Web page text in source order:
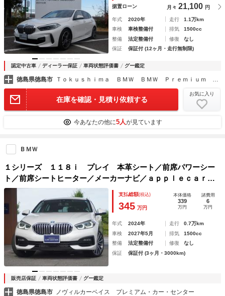
据置ローン 月々 21,100 円
年式 2020年 走行
1.1万km
車検
車検整備付 排気
1500cc
整備
法定整備付 修復
なし
保証
保証付 (12ヶ月・走行無制限)
認定中古車 ディーラー保証 車両状態評価書 グー鑑定
徳島県徳島市 Ｔｏｋｕｓｈｉｍａ ＢＭＷ ＢＭＷ Ｐｒｅｍｉｕｍ Ｓｅｌｅｃｔｉｏｎ 徳島
在庫を確認・見積り依頼する
お気に入り
今あなたの他に5人が見ています
ＢＭＷ
１シリーズ １１８ｉ プレイ 本革シート／前席パワーシー
ト／前席シートヒーター／メーカーナビ／ａｐｐｌｅｃａｒｐ
ｌａｙ／バックカメラ／アダプティブクルーズ／衝突被害軽減
／ＬＥＤ／純正１８インチＡＷ／ＥＴＣ２．０
支払総額(税込)
345 万円
本体価格
339
万円
諸費用
6
万円
年式 2024年 走行
0.7万km
車検
2027年5月 排気
1500cc
整備
法定整備付 修復
なし
保証
保証付 (3ヶ月・3000km)
販売店保証 車両状態評価書 グー鑑定
徳島県徳島市 ノヴィルカーベイス プレミアム・カー・センター